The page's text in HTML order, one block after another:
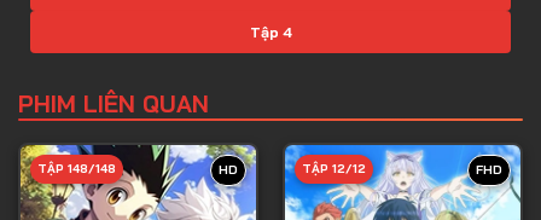
Tập 4
Tập 6
Tập 7
Tập 8
PHIM LIÊN QUAN
HD
TẬP 148/148 FHD
TẬP 12/12